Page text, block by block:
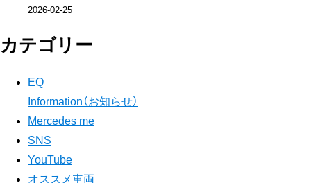
ク2026-02-25
カテゴリー
EQ
Information（お知らせ）
Mercedes me
SNS
YouTube
オススメ車両